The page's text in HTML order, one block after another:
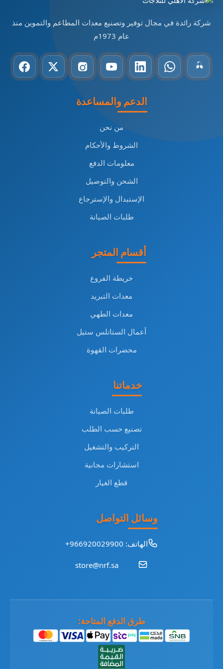
شركة رائدة في مجال توفير وتصنيع معدات المطاعم والتموين منذ
عام 1973م
الدعم والمساعدة
من نحن
الشروط والأحكام
معلومات الدفع
الشحن والتوصيل
الإستبدال والإسترجاع
طلبات الصيانة
أقسام المتجر
خريطة الفروع
معدات التبريد
معدات الطهي
أعمال الستانلس ستيل
محضرات القهوة
خدماتنا
طلبات الصيانة
تصنيع حسب الطلب
التركيب والتشغيل
استشارات مجانية
قطع الغيار
وسائل التواصل
الهاتف: 966920029900+
store@nrf.sa
طرق الدفع المتاحة: